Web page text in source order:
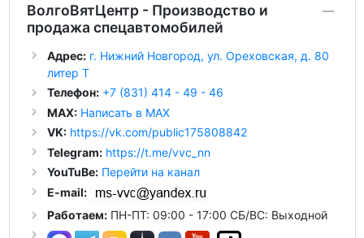
ВолгоВятЦентр - Производство и
продажа спецавтомобилей
Адрес: г. Нижний Новгород, ул. Ореховская, д. 80
литер Т
Телефон:+7 (831) 414 - 49 - 46
MAX: Написать в MAX
VK: https://vk.com/public175808842
Telegram: https://t.me/vvc_nn
YouTuBe: Перейти на канал
E-mail:
Работаем:ПН-ПТ: 09:00 - 17:00 СБ/ВС: Выходной